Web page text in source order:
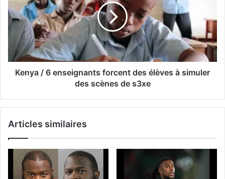
Kenya / 6 enseignants forcent des élèves à simuler
des scènes de s3xe
Articles similaires